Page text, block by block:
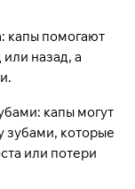
капы помогают
назад, а
капы могут
зубами, которые
или потери